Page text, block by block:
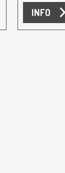
INFO